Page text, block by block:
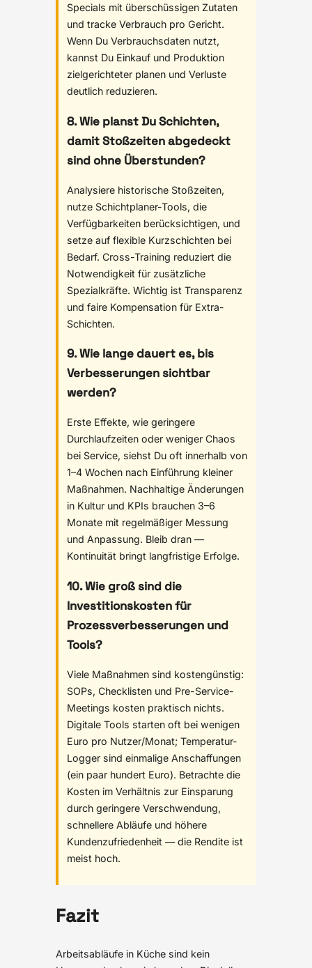
Specials mit überschüssigen Zutaten
und tracke Verbrauch pro Gericht.
Wenn Du Verbrauchsdaten nutzt,
kannst Du Einkauf und Produktion
zielgerichteter planen und Verluste
deutlich reduzieren.
8. Wie planst Du Schichten,
damit Stoßzeiten abgedeckt
sind ohne Überstunden?
Analysiere historische Stoßzeiten,
nutze Schichtplaner-Tools, die
Verfügbarkeiten berücksichtigen, und
setze auf flexible Kurzschichten bei
Bedarf. Cross-Training reduziert die
Notwendigkeit für zusätzliche
Spezialkräfte. Wichtig ist Transparenz
und faire Kompensation für Extra-
Schichten.
9. Wie lange dauert es, bis
Verbesserungen sichtbar
werden?
Erste Effekte, wie geringere
Durchlaufzeiten oder weniger Chaos
bei Service, siehst Du oft innerhalb von
1–4 Wochen nach Einführung kleiner
Maßnahmen. Nachhaltige Änderungen
in Kultur und KPIs brauchen 3–6
Monate mit regelmäßiger Messung
und Anpassung. Bleib dran —
Kontinuität bringt langfristige Erfolge.
10. Wie groß sind die
Investitionskosten für
Prozessverbesserungen und
Tools?
Viele Maßnahmen sind kostengünstig:
SOPs, Checklisten und Pre-Service-
Meetings kosten praktisch nichts.
Digitale Tools starten oft bei wenigen
Euro pro Nutzer/Monat; Temperatur-
Logger sind einmalige Anschaffungen
(ein paar hundert Euro). Betrachte die
Kosten im Verhältnis zur Einsparung
durch geringere Verschwendung,
schnellere Abläufe und höhere
Kundenzufriedenheit — die Rendite ist
meist hoch.
Fazit
Arbeitsabläufe in Küche sind kein